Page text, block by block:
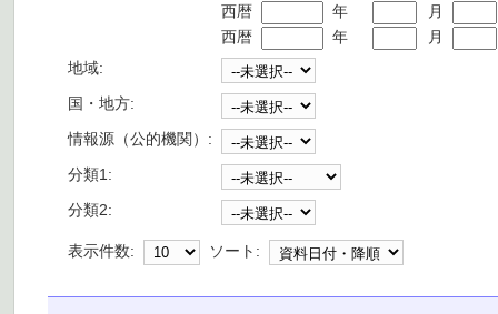
西暦
年
月
西暦
年
月
地域:
国・地方:
情報源（公的機関）:
分類1:
分類2:
表示件数: ソート: